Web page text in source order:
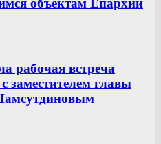
объектам Епархии
рабочая встреча
заместителем главы